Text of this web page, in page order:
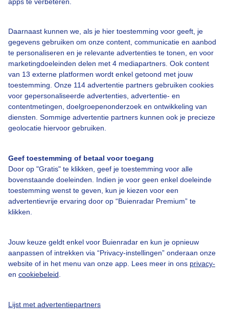
Daarnaast kunnen we, als je hier toestemming voor geeft, je
gegevens gebruiken om onze content, communicatie en aanbod
te personaliseren en je relevante advertenties te tonen, en voor
marketingdoeleinden delen met 4 mediapartners. Ook content
van 13 externe platformen wordt enkel getoond met jouw
toestemming. Onze 114 advertentie partners gebruiken cookies
voor gepersonaliseerde advertenties, advertentie- en
contentmetingen, doelgroepenonderzoek en ontwikkeling van
diensten. Sommige advertentie partners kunnen ook je precieze
geolocatie hiervoor gebruiken.
Geef toestemming of betaal voor toegang
Door op "Gratis" te klikken, geef je toestemming voor alle
bovenstaande doeleinden. Indien je voor geen enkel doeleinde
toestemming wenst te geven, kun je kiezen voor een
advertentievrije ervaring door op “Buienradar Premium” te
klikken.
Jouw keuze geldt enkel voor Buienradar en kun je opnieuw
aanpassen of intrekken via “Privacy-instellingen” onderaan onze
website of in het menu van onze app. Lees meer in ons privacy-
en cookiebeleid
Lijst met advertentiepartners
Over Buienradar
Bedrijfsgegevens
Contact
Toegankelijkheid
Gebruikersvoorwaarden
Adverteren
Privacy beleid
Cookie beleid